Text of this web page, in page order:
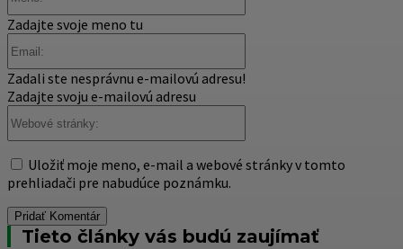
Zadajte svoje meno tu
Zadali ste nesprávnu e-mailovú adresu!
Zadajte svoju e-mailovú adresu
Uložiť moje meno, e-mail a webové stránky v tomto
prehliadači pre nabudúce poznámku.
Tieto články vás budú zaujímať